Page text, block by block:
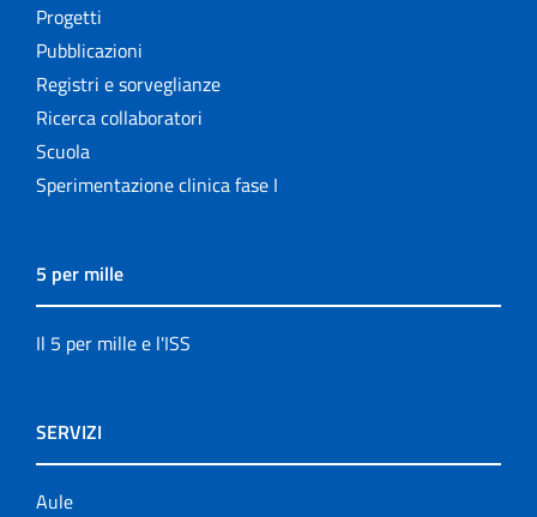
Progetti
Pubblicazioni
Registri e sorveglianze
Ricerca collaboratori
Scuola
Sperimentazione clinica fase I
5 per mille
Il 5 per mille e l'ISS
SERVIZI
Aule